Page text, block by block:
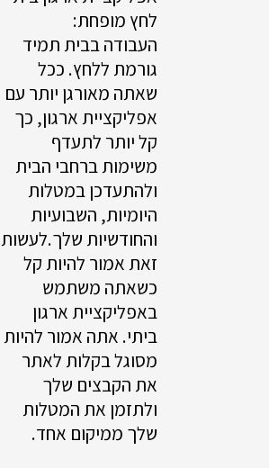
לחץ מופחת:
העבודה בבית תמיד
גורמת ללחץ. ככל
שאתה מאורגן יותר עם
אפליקציית ארגון, כך
קל יותר לתעדף
משימות ברחבי הבית
ולהתעדכן במטלות
היומיות, השבועיות
והחודשיות שלך.לעשות
זאת אמור להיות קל
כשאתה משתמש
באפליקציית ארגון
ביתי. אתה אמור להיות
מסוגל בקלות לאתר
את הקבצים שלך
ולתזמן את המטלות
שלך ממיקום אחד.